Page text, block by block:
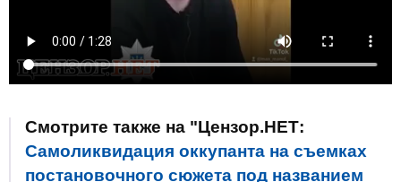
Смотрите также на "Цензор.НЕТ:
Самоликвидация оккупанта на съемках
постановочного сюжета под названием